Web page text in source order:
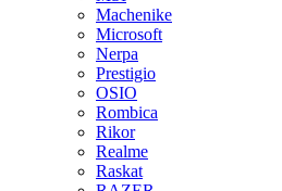
Machenike
Microsoft
Nerpa
Prestigio
OSIO
Rombica
Rikor
Realme
Raskat